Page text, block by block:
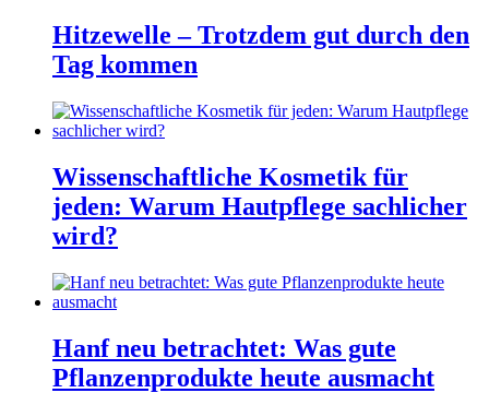
Hitzewelle – Trotzdem gut durch den
Tag kommen
Wissenschaftliche Kosmetik für
jeden: Warum Hautpflege sachlicher
wird?
Hanf neu betrachtet: Was gute
Pflanzenprodukte heute ausmacht